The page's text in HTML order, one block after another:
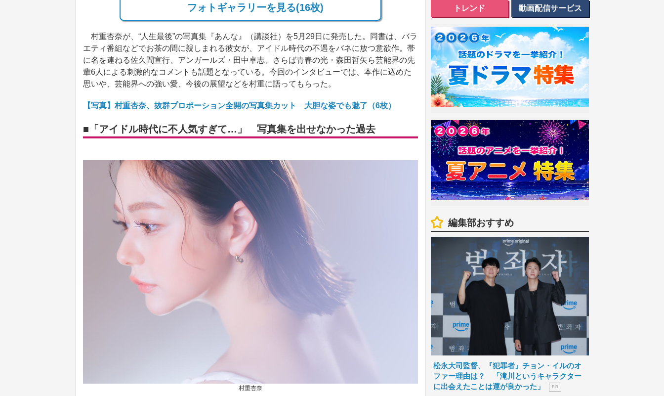
フォトギャラリーを見る(16枚)
村重杏奈が、“人生最後”の写真集『あんな』（講談社）を5月29日に発売した。同書は、バラ
エティ番組などでお茶の間に親しまれる彼女が、アイドル時代の不遇をバネに放つ意欲作。帯
に名を連ねる佐久間宣行、アンガールズ・田中卓志、さらば青春の光・森田哲矢ら芸能界の先
輩6人による刺激的なコメントも話題となっている。今回のインタビューでは、本作に込めた
思いや、芸能界への強い愛、今後の展望などを村重に語ってもらった。
【写真】村重杏奈、抜群プロポーション全開の写真集カット 大胆な姿でも魅了（6枚）
■「アイドル時代に不人気すぎて…」 写真集を出せなかった過去
村重杏奈
トレンド 動画配信サービス
編集部おすすめ
松永大司監督、『犯罪者』チョン・イルのオ
ファー理由は？ 「滝川というキャラクター
に出会えたことは運が良かった」
P R